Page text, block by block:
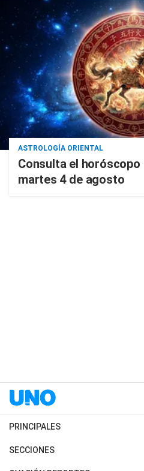
ASTROLOGÍA ORIENTAL
Consulta el horóscopo
martes 4 de agosto
PRINCIPALES
Últimas Noticias
Política
SECCIONES